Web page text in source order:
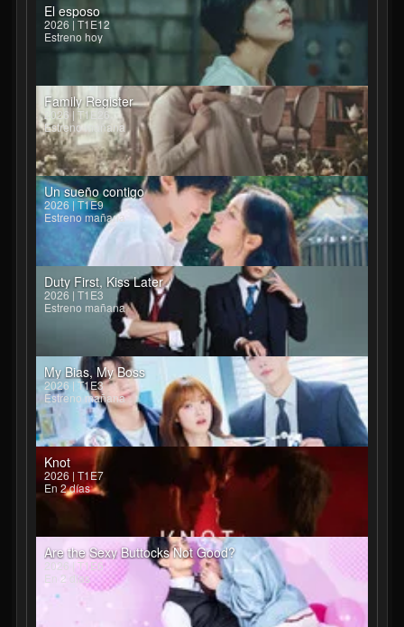
El esposo
2026 | T1E12
Estreno hoy
Family Register
2026 | T1E26
Estreno mañana
Un sueño contigo
2026 | T1E9
Estreno mañana
Duty First, Kiss Later
2026 | T1E3
Estreno mañana
My Bias, My Boss
2026 | T1E3
Estreno mañana
Knot
2026 | T1E7
En 2 días
Are the Sexy Buttocks Not Good?
2026 | T1E6
En 2 días